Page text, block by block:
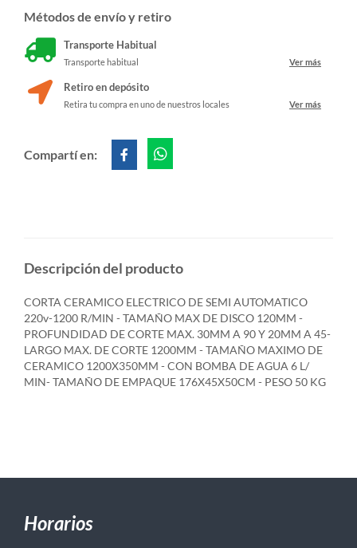
Métodos de envío y retiro
Transporte Habitual
Transporte habitual Ver más
Retiro en depósito
Retira tu compra en uno de nuestros locales Ver más
Compartí en:
Descripción del producto
CORTA CERAMICO ELECTRICO DE SEMI AUTOMATICO
220v-1200 R/MIN - TAMAÑO MAX DE DISCO 120MM -
PROFUNDIDAD DE CORTE MAX. 30MM A 90 Y 20MM A 45-
LARGO MAX. DE CORTE 1200MM - TAMAÑO MAXIMO DE
CERAMICO 1200X350MM - CON BOMBA DE AGUA 6 L/
MIN- TAMAÑO DE EMPAQUE 176X45X50CM - PESO 50 KG
Horarios